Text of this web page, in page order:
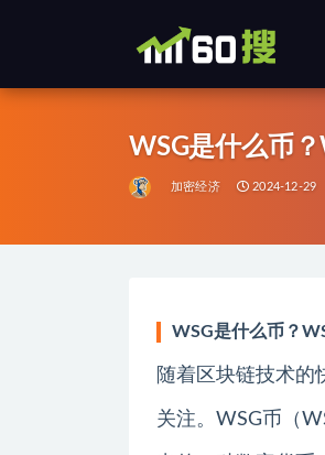
WSG是什么币
加密经济 2024-12-29
WSG是什么币？
随着区块链技术的
关注。WSG币（